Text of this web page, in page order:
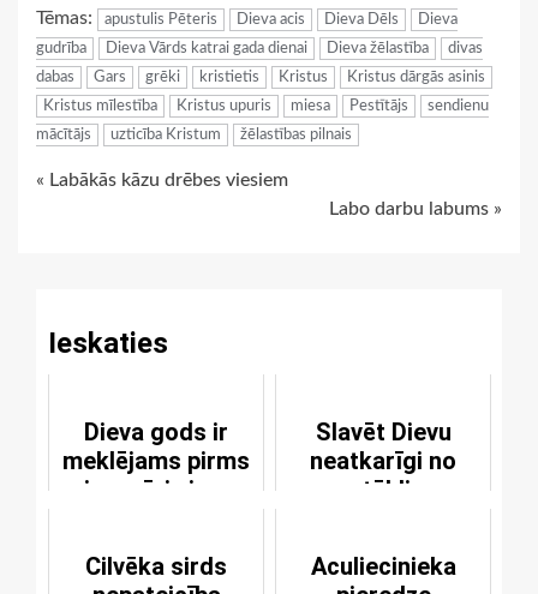
Tēmas: apustulis Pēteris Dieva acis Dieva Dēls
Dieva
gudrība
Dieva Vārds katrai gada dienai Dieva žēlastība
divas
dabas
Gars grēki kristietis Kristus
Kristus dārgās asinis
Kristus mīlestība
Kristus upuris miesa Pestītājs
sendienu
mācītājs
uzticība Kristum žēlastības pilnais
Continue
« Labākās kāzu drēbes viesiem
Labo darbu labums »
Ieskaties
Dieva gods ir
meklējams pirms
visa, pāri visam
Slavēt Dievu
neatkarīgi no
apstākļiem
Cilvēka sirds
Aculiecinieka